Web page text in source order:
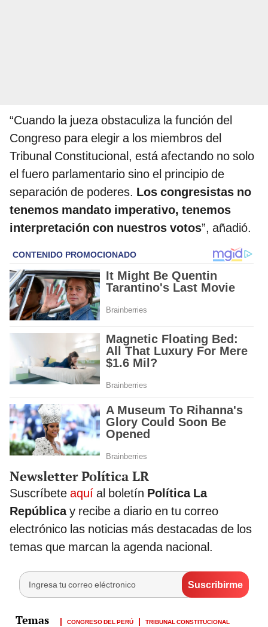
“Cuando la jueza obstaculiza la función del
Congreso para elegir a los miembros del
Tribunal Constitucional, está afectando no solo
el fuero parlamentario sino el principio de
separación de poderes. Los congresistas no
tenemos mandato imperativo, tenemos
interpretación con nuestros votos”, añadió.
Newsletter Política LR
Suscríbete aquí al boletín Política La
Repúblicay recibe a diario en tu correo
electrónico las noticias más destacadas de los
temas que marcan la agenda nacional.
CONGRESO DEL PERÚ
TRIBUNAL CONSTITUCIONAL